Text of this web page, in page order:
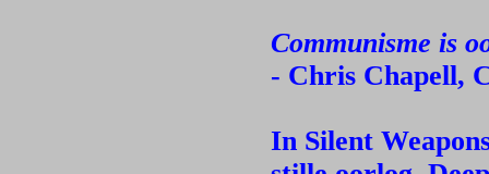
Communisme is
- Chris Chapell,
In Silent